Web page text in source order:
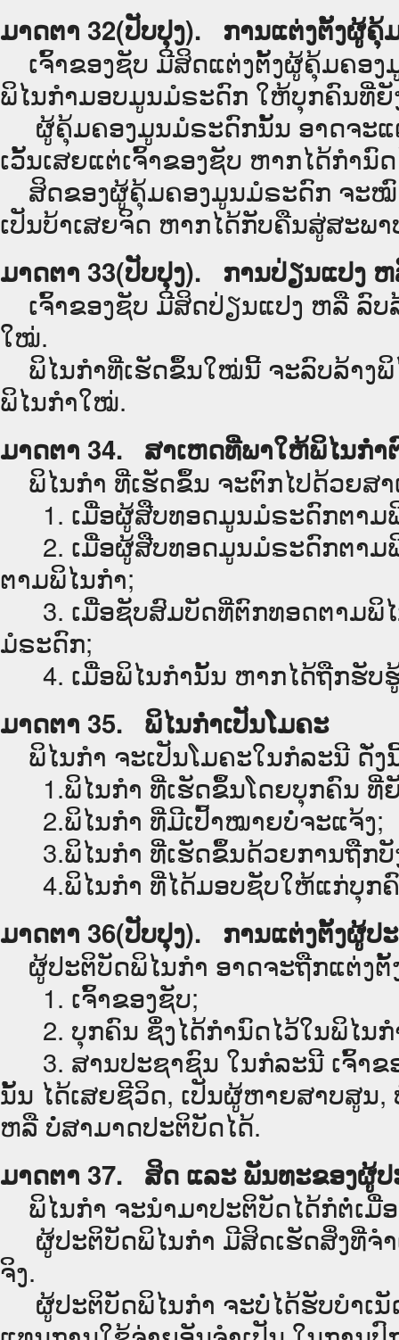
ມາດຕາ 32(ປັບປຸງ). ການແຕ່ງຕັ້ງຜູ້
ເຈົ້າຂອງຊັບ ມີສິດແຕ່ງຕັ້ງຜູ້ຄຸ້ມຄອ
ພິໄນກຳມອບມູນມໍຣະດົກ ໃຫ້ບຸກຄົນທີ່ຍັ
ຜູ້ຄຸ້ມຄອງມູນມໍຣະດົກນັ້ນ ອາດຈະແ
ເວັ້ນເສຍແຕ່ເຈົ້າຂອງຊັບ ຫາກໄດ້ກຳນົ
ສິດຂອງຜູ້ຄຸ້ມຄອງມູນມໍຣະດົກ ຈະໝົ
ເປັນບ້າເສຍຈິດ ຫາກໄດ້ກັບຄືນສູ່ສະພ
ມາດຕາ 33(ປັບປຸງ). ການປ່ຽນແປງ
ເຈົ້າຂອງຊັບ ມີສິດປ່ຽນແປງ ຫລື ລົບ
ໃໝ່.
ພິໄນກຳທີ່ເຮັດຂຶ້ນໃໝ່ນີ້ ຈະລົບລ້າງ
ພິໄນກຳໃໝ່.
ມາດຕາ 34. ສາເຫດທີ່ພາໃຫ້ພິໄນກຳ
ພິໄນກຳ ທີ່ເຮັດຂຶ້ນ ຈະຕົກໄປດ້ວຍສ
1. ເມື່ອຜູ້ສືບທອດມູນມໍຣະດົກຕາມ
2. ເມື່ອຜູ້ສືບທອດມູນມໍຣະດົກຕາມ
ຕາມພິໄນກຳ;
3. ເມື່ອຊັບສົມບັດທີ່ຕົກທອດຕາມພິ
ມໍຣະດົກ;
4. ເມື່ອພິໄນກຳນັ້ນ ຫາກໄດ້ຖືກຮັບ
ມາດຕາ 35. ພິໄນກຳເປັນໂມຄະ
ພິໄນກຳ ຈະເປັນໂມຄະໃນກໍລະນີ ດັ່ງ
1.ພິໄນກຳ ທີ່ເຮັດຂຶ້ນໂດຍບຸກຄົນ ທີ່
2.ພິໄນກຳ ທີ່ມີເປົ້າໝາຍບໍ່ຈະແຈ້ງ;
3.ພິໄນກຳ ທີ່ເຮັດຂຶ້ນດ້ວຍການຖືກ
4.ພິໄນກຳ ທີ່ໄດ້ມອບຊັບໃຫ້ແກ່ບຸກຄົ
ມາດຕາ 36(ປັບປຸງ). ການແຕ່ງຕັ້ງຜູ້ປ
ຜູ້ປະຕິບັດພິໄນກຳ ອາດຈະຖືກແຕ່ງຕັ້
1. ເຈົ້າຂອງຊັບ;
2. ບຸກຄົນ ຊຶ່ງໄດ້ກຳນົດໄວ້ໃນພິໄນ
3. ສານປະຊາຊົນ ໃນກໍລະນີ ເຈົ້າຂ
ນັ້ນ ໄດ້ເສຍຊີວິດ, ເປັນຜູ້ຫາຍສາບສູນ
ຫລື ບໍ່ສາມາດປະຕິບັດໄດ້.
ມາດຕາ 37. ສິດ ແລະ ພັນທະຂອງຜູ້ປ
ພິໄນກຳ ຈະນຳມາປະຕິບັດໄດ້ກໍຕໍ່ເມື່
ຜູ້ປະຕິບັດພິໄນກຳ ມີສິດເຮັດສິ່ງທີ່ຈ
ຈິງ.
ຜູ້ປະຕິບັດພິໄນກຳ ຈະບໍ່ໄດ້ຮັບບຳເ